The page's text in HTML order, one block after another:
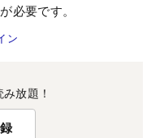
必要です。
ン
放題！